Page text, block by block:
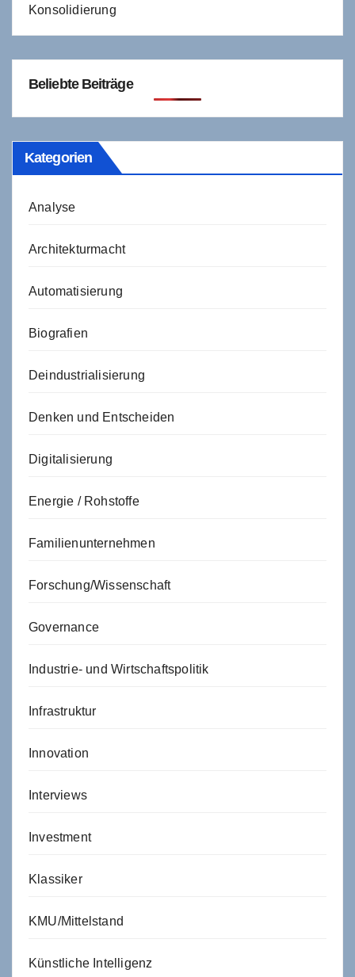
Konsolidierung
Beliebte Beiträge
Kategorien
Analyse
Architekturmacht
Automatisierung
Biografien
Deindustrialisierung
Denken und Entscheiden
Digitalisierung
Energie / Rohstoffe
Familienunternehmen
Forschung/Wissenschaft
Governance
Industrie- und Wirtschaftspolitik
Infrastruktur
Innovation
Interviews
Investment
Klassiker
KMU/Mittelstand
Künstliche Intelligenz